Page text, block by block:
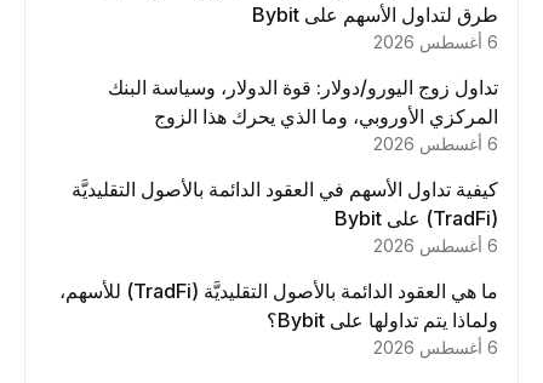
طرق لتداول الأسهم على Bybit
تداول زوج اليورو/دولار: قوة الدولار، وسياسة البنك
المركزي الأوروبي، وما الذي يحرك هذا الزوج
كيفية تداول الأسهم في العقود الدائمة بالأصول التقليديَّة
ما هي العقود الدائمة بالأصول التقليديَّة (TradFi) للأسهم،
ولماذا يتم تداولها على Bybit؟